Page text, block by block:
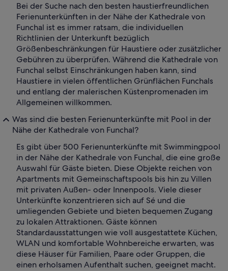
Bei der Suche nach den besten haustierfreundlichen
Ferienunterkünften in der Nähe der Kathedrale von
Funchal ist es immer ratsam, die individuellen
Richtlinien der Unterkunft bezüglich
Größenbeschränkungen für Haustiere oder zusätzlicher
Gebühren zu überprüfen. Während die Kathedrale von
Funchal selbst Einschränkungen haben kann, sind
Haustiere in vielen öffentlichen Grünflächen Funchals
und entlang der malerischen Küstenpromenaden im
Allgemeinen willkommen.
Was sind die besten Ferienunterkünfte mit Pool in der
Nähe der Kathedrale von Funchal?
Es gibt über 500 Ferienunterkünfte mit Swimmingpool
in der Nähe der Kathedrale von Funchal, die eine große
Auswahl für Gäste bieten. Diese Objekte reichen von
Apartments mit Gemeinschaftspools bis hin zu Villen
mit privaten Außen- oder Innenpools. Viele dieser
Unterkünfte konzentrieren sich auf Sé und die
umliegenden Gebiete und bieten bequemen Zugang
zu lokalen Attraktionen. Gäste können
Standardausstattungen wie voll ausgestattete Küchen,
WLAN und komfortable Wohnbereiche erwarten, was
diese Häuser für Familien, Paare oder Gruppen, die
einen erholsamen Aufenthalt suchen, geeignet macht.